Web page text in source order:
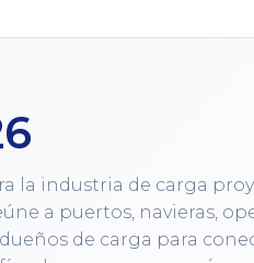
la industria de carga
a puertos, navieras,
de carga para